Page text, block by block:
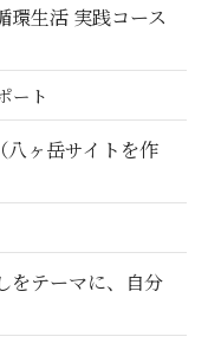
環生活 実践コース
ート
八ヶ岳サイトを作
をテーマに、自分